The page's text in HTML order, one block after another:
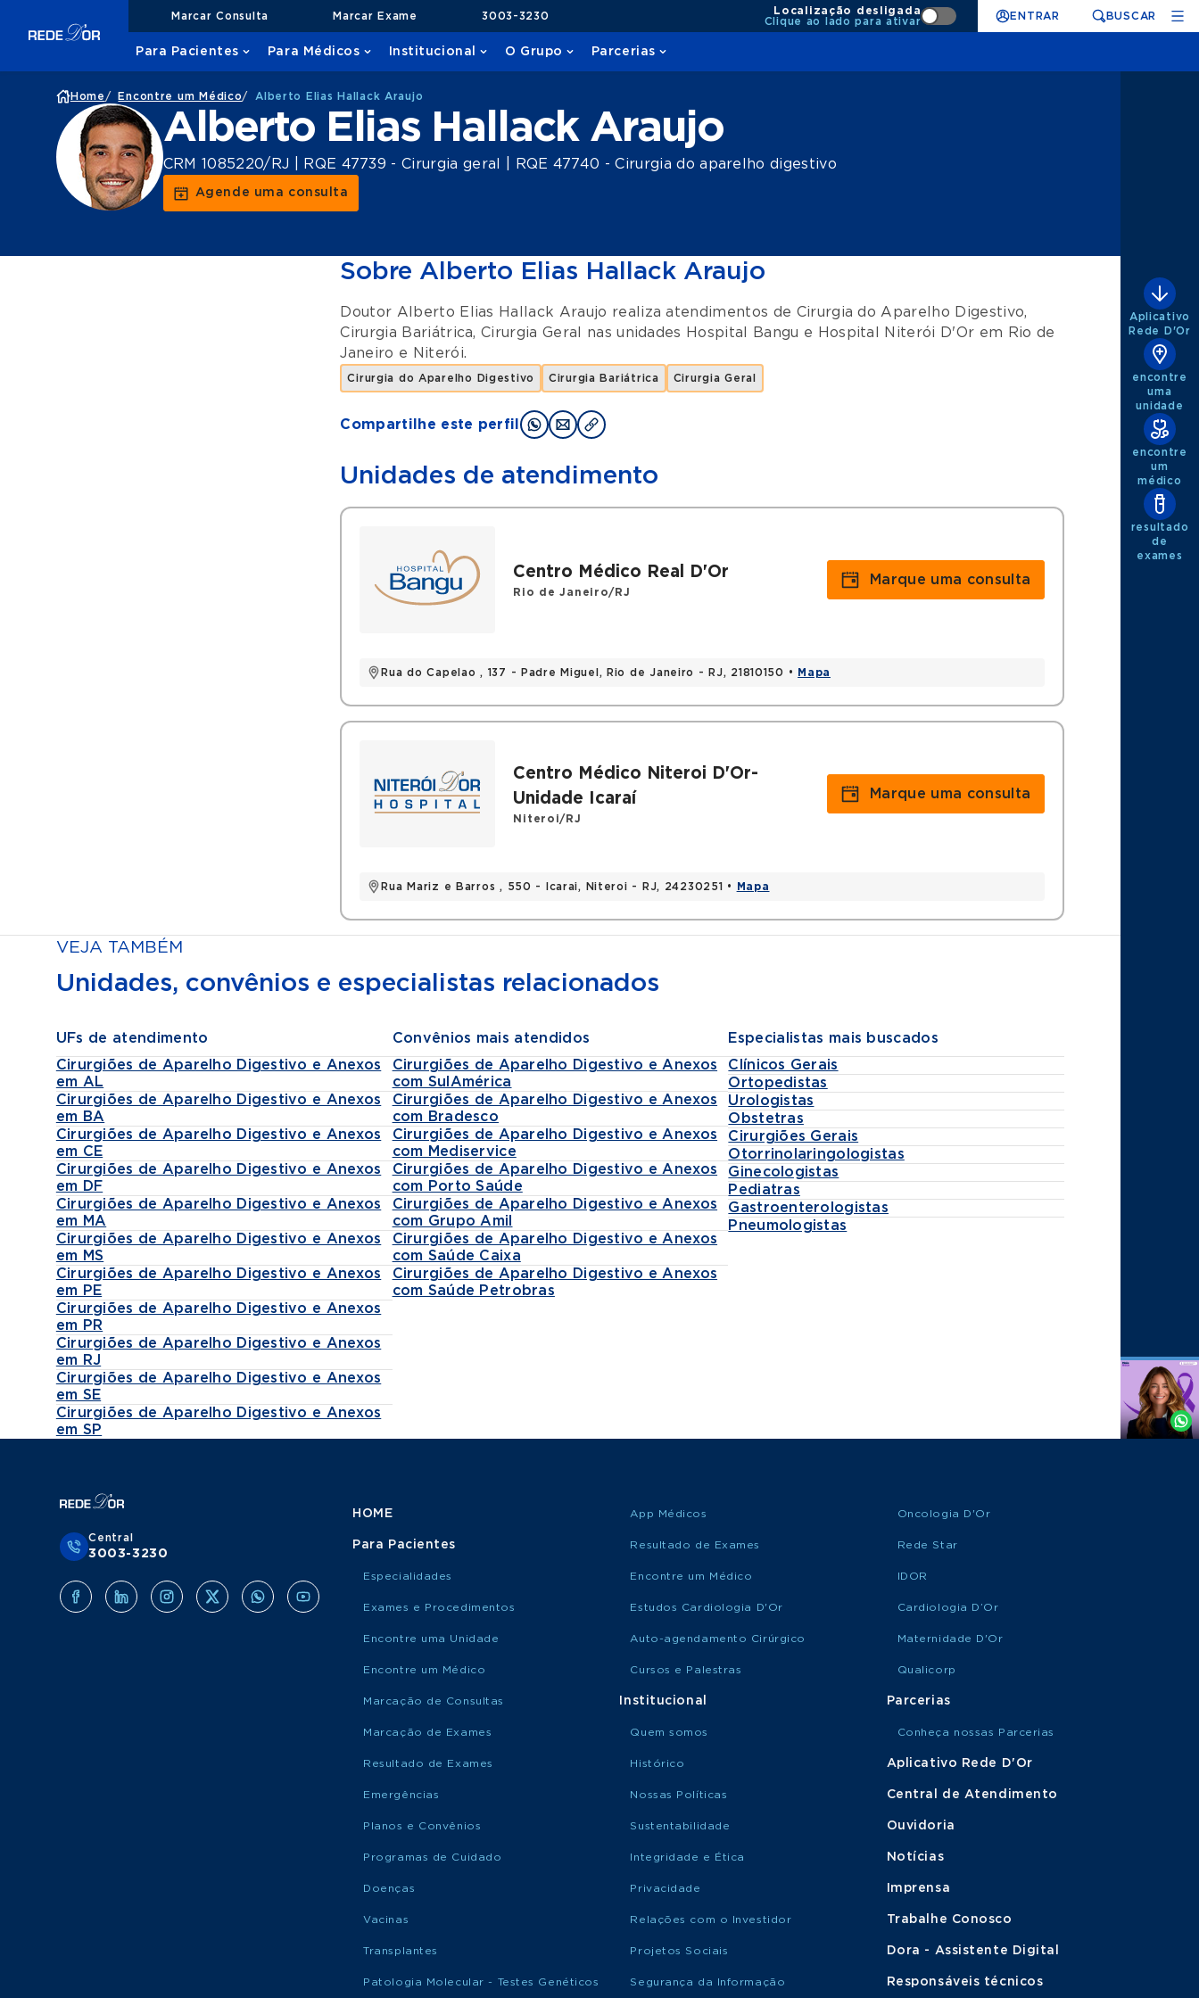
Marcar Consulta Marcar Exame 3003-3230
Localização desligada
Clique ao lado para ativar
ENTRAR BUSCAR
Para Pacientes Para Médicos Institucional O Grupo Parcerias
Home / Encontre um Médico/ Alberto Elias Hallack Araujo
Alberto Elias Hallack Araujo
CRM 1085220/RJ | RQE 47739 - Cirurgia geral | RQE 47740 - Cirurgia do aparelho digestivo
Agende uma consulta
Sobre Alberto Elias Hallack Araujo
Doutor Alberto Elias Hallack Araujo realiza atendimentos de Cirurgia do Aparelho Digestivo,
Cirurgia Bariátrica,Cirurgia Geral nas unidades Hospital Bangu e Hospital Niterói D'Or em
Rio de
Janeiro e Niterói.
Cirurgia do Aparelho Digestivo Cirurgia Bariátrica Cirurgia Geral
Compartilhe este perfil
Unidades de atendimento
Centro Médico Real D'Or
Rio de Janeiro/RJ
Rua do Capelao , 137 - Padre Miguel, Rio de Janeiro - RJ, 21810150 • Mapa
Marque uma consulta
Centro Médico Niteroi D'Or-
Unidade Icaraí
Niteroi/RJ
Rua Mariz e Barros , 550 - Icarai, Niteroi - RJ, 24230251 • Mapa
Marque uma consulta
VEJA TAMBÉM
Unidades, convênios e especialistas relacionados
UFs de atendimento
Cirurgiões de Aparelho Digestivo e Anexos
em AL
Cirurgiões de Aparelho Digestivo e Anexos
em BA
Cirurgiões de Aparelho Digestivo e Anexos
em CE
Cirurgiões de Aparelho Digestivo e Anexos
em DF
Cirurgiões de Aparelho Digestivo e Anexos
em MA
Cirurgiões de Aparelho Digestivo e Anexos
em MS
Cirurgiões de Aparelho Digestivo e Anexos
em PE
Cirurgiões de Aparelho Digestivo e Anexos
em PR
Cirurgiões de Aparelho Digestivo e Anexos
em RJ
Cirurgiões de Aparelho Digestivo e Anexos
em SE
Cirurgiões de Aparelho Digestivo e Anexos
em SP
Convênios mais atendidos
Cirurgiões de Aparelho Digestivo e Anexos
com SulAmérica
Cirurgiões de Aparelho Digestivo e Anexos
com Bradesco
Cirurgiões de Aparelho Digestivo e Anexos
com Mediservice
Cirurgiões de Aparelho Digestivo e Anexos
com Porto Saúde
Cirurgiões de Aparelho Digestivo e Anexos
com Grupo Amil
Cirurgiões de Aparelho Digestivo e Anexos
com Saúde Caixa
Cirurgiões de Aparelho Digestivo e Anexos
com Saúde Petrobras
Especialistas mais buscados
Clínicos Gerais
Ortopedistas
Urologistas
Obstetras
Cirurgiões Gerais
Otorrinolaringologistas
Ginecologistas
Pediatras
Gastroenterologistas
Pneumologistas
Aplicativo
Rede D'Or
encontre
uma
unidade
encontre
um
médico
resultado
de
exames
Agende
Whatsapp
Central
3003-3230
HOME
Para Pacientes
Especialidades
Exames e Procedimentos
Encontre uma Unidade
Encontre um Médico
Marcação de Consultas
Marcação de Exames
Resultado de Exames
Emergências
Planos e Convênios
Programas de Cuidado
Doenças
Vacinas
Transplantes
Patologia Molecular - Testes Genéticos
App Médicos
Resultado de Exames
Encontre um Médico
Estudos Cardiologia D'Or
Auto-agendamento Cirúrgico
Cursos e Palestras
Institucional
Quem somos
Histórico
Nossas Políticas
Sustentabilidade
Integridade e Ética
Privacidade
Relações com o Investidor
Projetos Sociais
Segurança da Informação
Oncologia D'Or
Rede Star
IDOR
Cardiologia D’Or
Maternidade D'Or
Qualicorp
Parcerias
Conheça nossas Parcerias
Aplicativo Rede D'Or
Central de Atendimento
Ouvidoria
Notícias
Imprensa
Trabalhe Conosco
Dora - Assistente Digital
Responsáveis técnicos